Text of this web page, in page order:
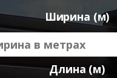
Ширина (м)
Длина (м)